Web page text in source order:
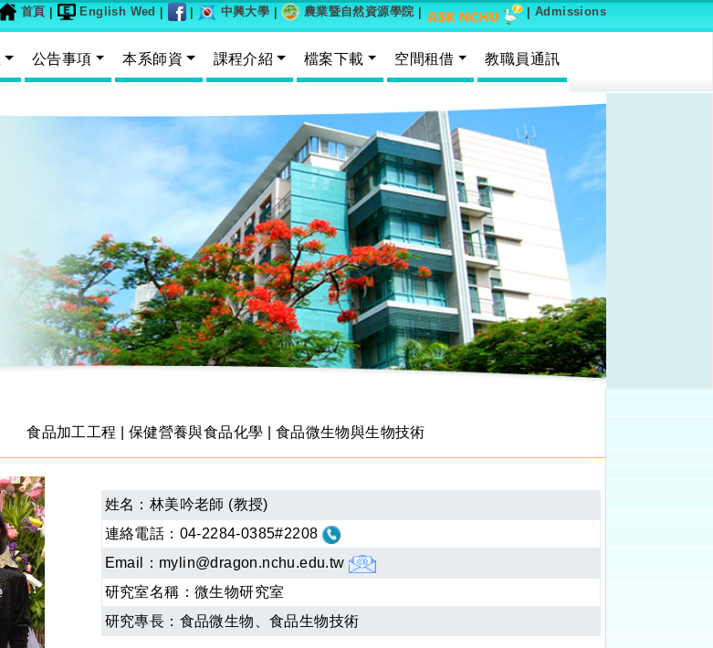
首頁 | English Wed | | 中興大學 | 農業暨自然資源學院 | | Admissions
公告事項 本系師資 課程介紹 檔案下載 空間租借 教職員通訊
食品加工工程 保健營養與食品化學 食品微生物與生物技術
姓名： 林美吟老師 (教授)
連絡電話：04-2284-0385#2208
Email： mylin@dragon.nchu.edu.tw
研究室名稱：微生物研究室
研究專長：食品微生物、食品生物技術